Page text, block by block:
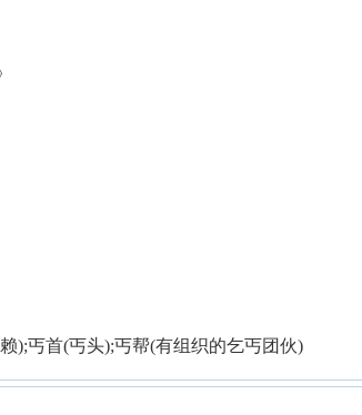
);丐首(丐头);丐帮(有组织的乞丐团伙)